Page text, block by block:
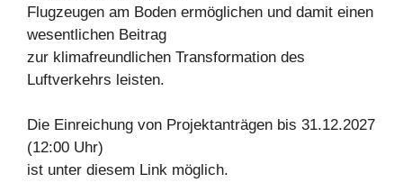
Flugzeugen am Boden ermöglichen und damit einen
wesentlichen Beitrag
zur klimafreundlichen Transformation des
Luftverkehrs leisten.
Die Einreichung von Projektanträgen bis 31.12.2027
(12:00 Uhr)
ist unter diesem Link möglich.